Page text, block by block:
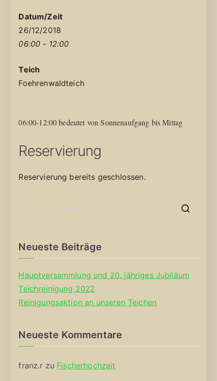
Datum/Zeit
26/12/2018
06:00 - 12:00
Teich
Foehrenwaldteich
06:00-12:00 bedeutet von Sonnenaufgang bis Mittag
Reservierung
Reservierung bereits geschlossen.
Neueste Beiträge
Hauptversammlung und 20. jähriges Jubiläum
Teichreinigung 2022
Reinigungsaktion an unseren Teichen
Neueste Kommentare
franz.r zu Fischerhochzeit